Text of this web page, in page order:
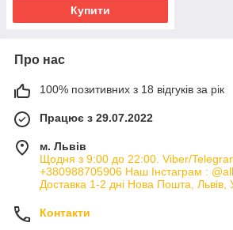
Купити
Про нас
100% позитивних з 18 відгуків за рік
Працює з 29.07.2022
м. Львів
Щодня з 9:00 до 22:00. Viber/
+380988705906 Наш Інстаграм :
Доставка 1-2 дні Нова Пошта, Львів,
Контакти